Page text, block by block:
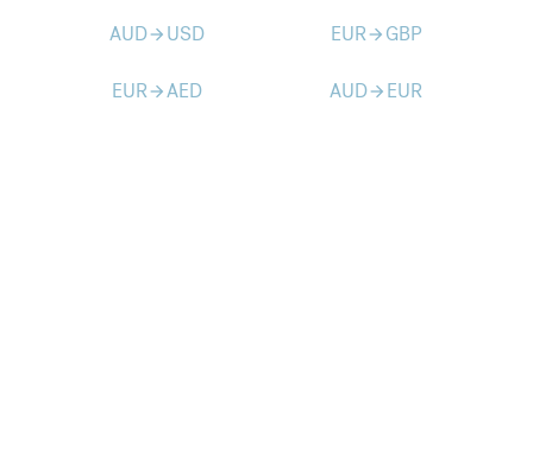
AUDarrow_forward USD EURarrow_forward GBP
EURarrow_forwardAED AUDarrow_forward EUR